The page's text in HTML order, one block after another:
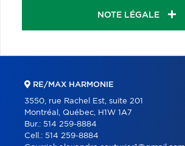
NOTE LÉGALE
RE/MAX HARMONIE
3550, rue Rachel Est, suite 201
Montréal, Québec, H1W 1A7
Bur.: 514 259-8884
Cell.: 514 259-8884